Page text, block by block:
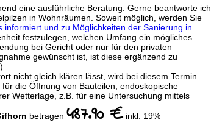
eine ausführliche Beratung. Gerne beantworte ich
in Wohnräumen. Soweit möglich, werden Sie
informiert und zu Möglichkeiten der Sanierung in
festzulegen, welchen Umfang ein mögliches
bei Gericht oder nur für den privaten
gewünscht ist, ist diese ergänzend zu
nicht gleich klären lässt, wird bei diesem Termin
die Öffnung von Bauteilen, endoskopische
Wetterlage, z.B. für eine Untersuchung mittels
betragen 487.90 € inkl. 19%